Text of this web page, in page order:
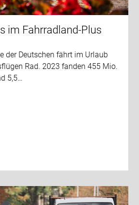
im Fahrradland-Plus
der Deutschen fährt im Urlaub
Rad. 2023 fanden 455 Mio.
5,5…